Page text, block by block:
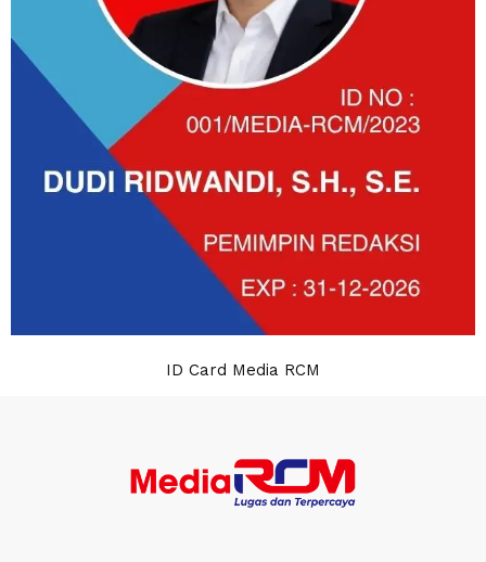
ID Card Media RCM